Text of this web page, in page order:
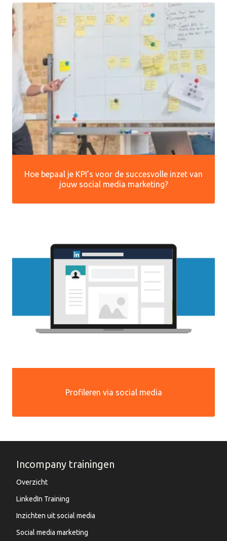
Hoe bepaal je KPI’s voor de succesvolle inzet van
jouw social media marketing?
Profileren via social media
Incompany trainingen
Overzicht
LinkedIn Training
Inzichten uit social media
Social media marketing